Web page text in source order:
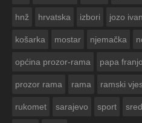
hnž hrvatska izbori jozo
košarka mostar njemačka
općina prozor-rama papa franjo
prozor rama rama ramski
rukomet sarajevo sport